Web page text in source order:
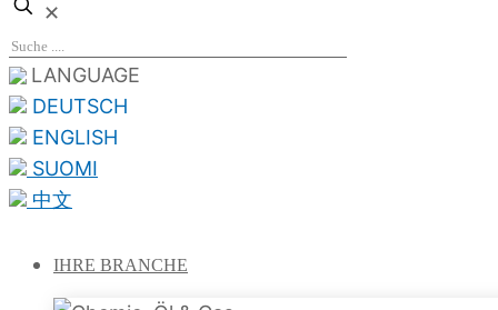
✕
LANGUAGE
DEUTSCH
ENGLISH
SUOMI
中文
IHRE BRANCHE